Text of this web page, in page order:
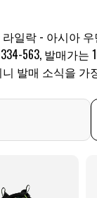
일락 - 아시아
563, 발매가는
발매 소식을 가